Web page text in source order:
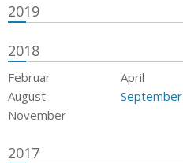
2019
2018
Februar April
August
September
November
2017